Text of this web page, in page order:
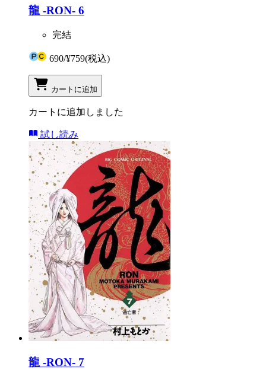
龍 -RON- 6
完結
690/¥759(税込)
カートに追加
カートに追加しました
試し読み
龍 -RON- 7